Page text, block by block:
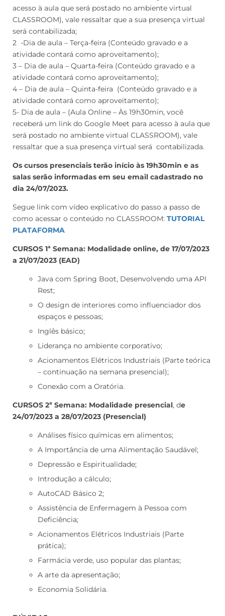
acesso à aula que será postado no ambiente virtual
CLASSROOM), vale ressaltar que a sua presença virtual
será contabilizada;
2 -Dia de aula – Terça-feira (Conteúdo gravado e a
atividade contará como aproveitamento);
3 – Dia de aula – Quarta-feira (Conteúdo gravado e a
atividade contará como aproveitamento);
4 – Dia de aula – Quinta-feira (Conteúdo gravado e a
atividade contará como aproveitamento);
5- Dia de aula – (Aula Online – Às 19h30min, você
receberá um link do Google Meet para acesso à aula que
será postado no ambiente virtual CLASSROOM), vale
ressaltar que a sua presença virtual será contabilizada.
Os cursos presenciais terão início às 19h30min e as
salas serão informadas em seu email cadastrado no
dia 24/07/2023.
Segue link com vídeo explicativo do passo a passo de
como acessar o conteúdo no CLASSROOM: TUTORIAL
PLATAFORMA
CURSOS 1ª Semana: Modalidade online, de 17/07/2023
a 21/07/2023 (EAD)
Java com Spring Boot, Desenvolvendo uma API
Rest;
O design de interiores como influenciador dos
espaços e pessoas;
Inglês básico;
Liderança no ambiente corporativo;
Acionamentos Elétricos Industriais (Parte teórica
– continuação na semana presencial);
Conexão com a Oratória.
CURSOS 2ª Semana: Modalidade presencial, de
24/07/2023 a 28/07/2023 (Presencial)
Análises físico químicas em alimentos;
A Importância de uma Alimentação Saudável;
Depressão e Espiritualidade;
Introdução a cálculo;
AutoCAD Básico 2;
Assistência de Enfermagem à Pessoa com
Deficiência;
Acionamentos Elétricos Industriais (Parte
prática);
Farmácia verde, uso popular das plantas;
A arte da apresentação;
Economia Solidária.